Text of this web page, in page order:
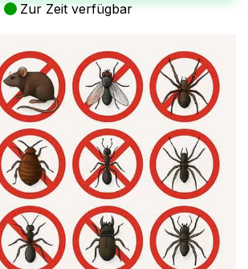
Zur Zeit verfügbar